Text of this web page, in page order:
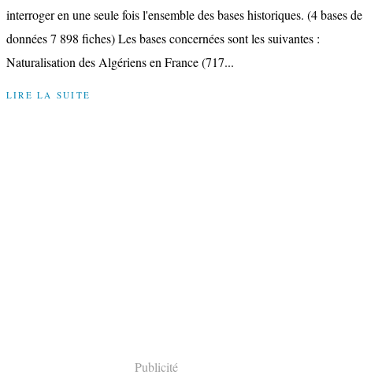
interroger en une seule fois l'ensemble des bases historiques. (4 bases de
données 7 898 fiches) Les bases concernées sont les suivantes :
Naturalisation des Algériens en France (717...
LIRE LA SUITE
Publicité